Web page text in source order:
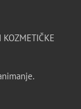
KOZMETIČKE